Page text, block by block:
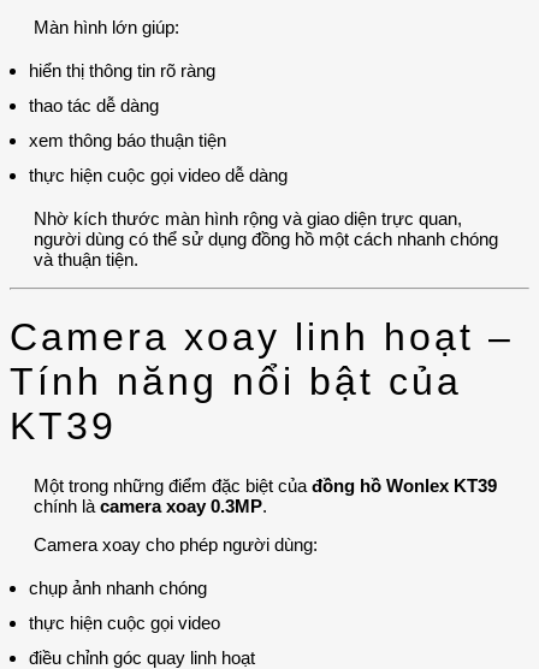
Màn hình lớn giúp:
hiển thị thông tin rõ ràng
thao tác dễ dàng
xem thông báo thuận tiện
thực hiện cuộc gọi video dễ dàng
Nhờ kích thước màn hình rộng và giao diện trực quan,
người dùng có thể sử dụng đồng hồ một cách nhanh chóng
và thuận tiện.
Camera xoay linh hoạt –
Tính năng nổi bật của
KT39
Một trong những điểm đặc biệt của đồng hồ Wonlex KT39
chính là camera xoay 0.3MP.
Camera xoay cho phép người dùng:
chụp ảnh nhanh chóng
thực hiện cuộc gọi video
điều chỉnh góc quay linh hoạt